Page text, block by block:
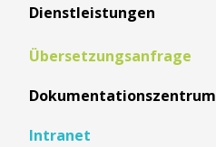
Dienstleistungen
Übersetzungsanfrage
Dokumentationszentrum
Intranet